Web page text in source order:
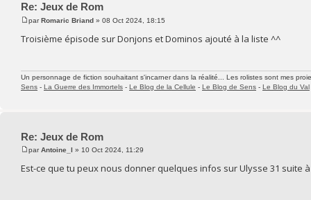
Re: Jeux de Rom
parRomaric Briand » 08 Oct 2024, 18:15
Troisième épisode sur Donjons et Dominos ajouté à la liste ^^
Un personnage de fiction souhaitant s'incarner dans la réalité... Les rolistes sont mes
Sens - La Guerre des Immortels - Le Blog de la Cellule - Le Blog de Sens - Le Blog du Val
Re: Jeux de Rom
parAntoine_l » 10 Oct 2024, 11:29
Est-ce que tu peux nous donner quelques infos sur Ulysse 31 suite